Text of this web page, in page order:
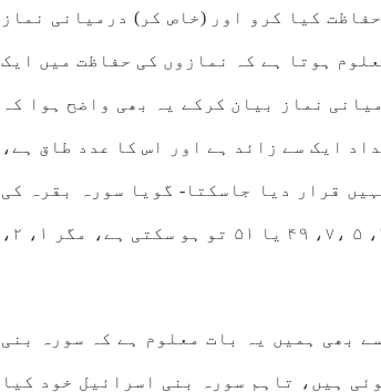
﴿۲۳۸﴾ سب نمازوں کی حفاظت کیا کرو اور (خاص کر) درمیانی نماز
معلوم ہوتا ہے کہ نمازوں کی حفاظت میں ایک
نماز بیان کرکے یہ بھی واضح ہوا کہ
ایک سے زائد ہے اور اس کا عدد طاق ہے،
قرار دیا جاسکتا- گویا سورہ بقرہ کی
اس آیت کی رو سے یہ معلوم ہوا کہ نمازوں کی کل تعدار ۳، ۵ ،۷، ۴۹ یا ۵۱ تو ہو سکتی ہے، مگر ۱، ۲،
بھی ہمیں یہ بات معلوم ہے کہ سورہ بنی
ہیں، تاہم سورہ بنی اسرائیل خود کیا